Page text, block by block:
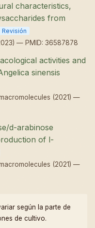
characteristics,
from
Revisión
— PMID: 36587878
activities and
sinensis
(2021) —
d-arabinose
of l-
(2021) —
según la parte de
de cultivo.